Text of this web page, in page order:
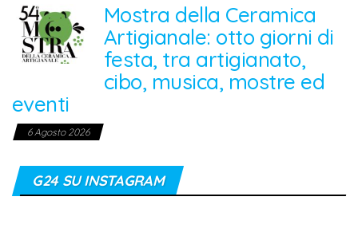
Mostra della Ceramica
Artigianale: otto giorni di
festa, tra artigianato,
cibo, musica, mostre ed
eventi
6 Agosto 2026
G24 SU INSTAGRAM